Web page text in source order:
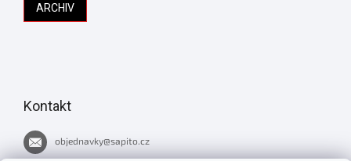
ARCHIV
Kontakt
objednavky@sapito.cz